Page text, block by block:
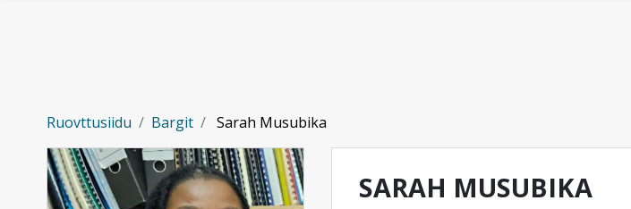
Ruovttusiidu Bargit Sarah Musubika
SARAH MUSUBIKA